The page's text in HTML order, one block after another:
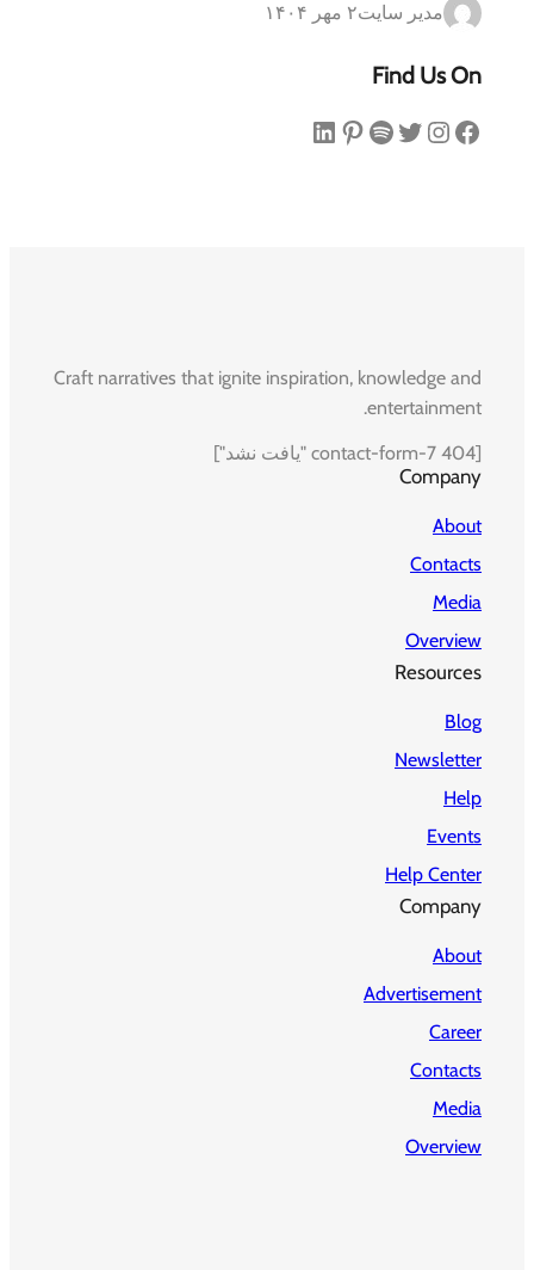
مدیر سایت۲ مهر ۱۴۰۴
Find Us On
فیس‌بوک اینستاگرم توییتر اسپاتیفای پینترست لینکداین
Craft narratives that ignite inspiration, knowledge and
entertainment.
[contact-form-7 404 "یافت نشد"]
Company
About
Contacts
Media
Overview
Resources
Blog
Newsletter
Help
Events
Help Center
Company
About
Advertisement
Career
Contacts
Media
Overview